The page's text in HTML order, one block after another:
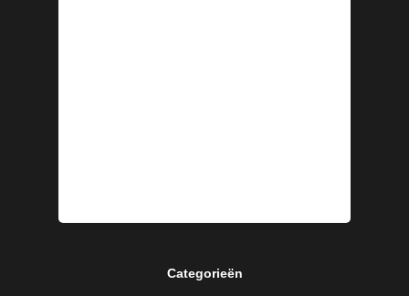
Categorieën